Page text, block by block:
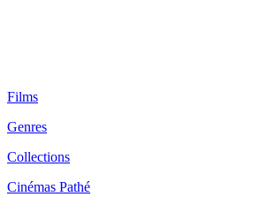
Films
Genres
Collections
Cinémas Pathé